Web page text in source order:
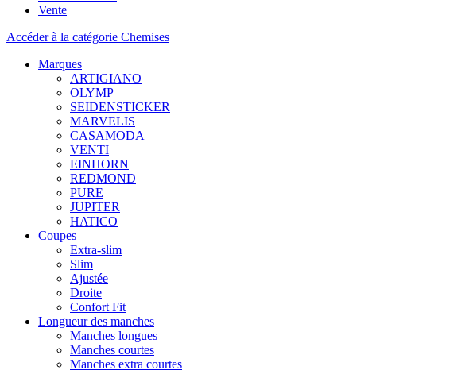
Vente
Accéder à la catégorie Chemises
Marques
ARTIGIANO
OLYMP
SEIDENSTICKER
MARVELIS
CASAMODA
VENTI
EINHORN
REDMOND
PURE
JUPITER
HATICO
Coupes
Extra-slim
Slim
Ajustée
Droite
Confort Fit
Longueur des manches
Manches longues
Manches courtes
Manches extra courtes